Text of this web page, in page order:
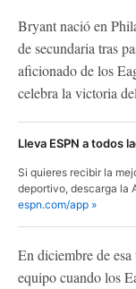
Bryant nació en
de secundaria tras
aficionado de los
celebra la victoria
Lleva ESPN a todos
Si quieres recibir la
deportivo, descarga la
espn.com/app »
En diciembre de
equipo cuando los